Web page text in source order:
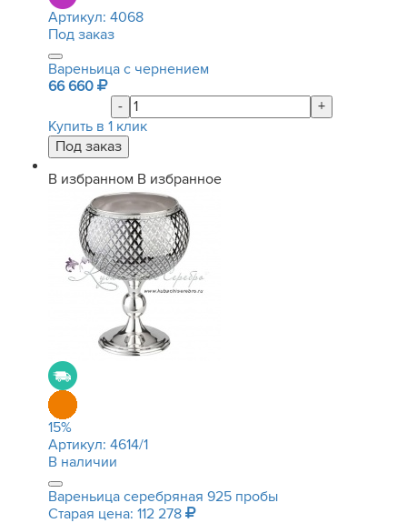
Артикул: 4068
Под заказ
Вареньица с чернением
66 660
-
+
Купить в 1 клик
В избранном В избранное
15%
Артикул: 4614/1
В наличии
Вареньица серебряная 925 пробы
Старая цена: 112 278